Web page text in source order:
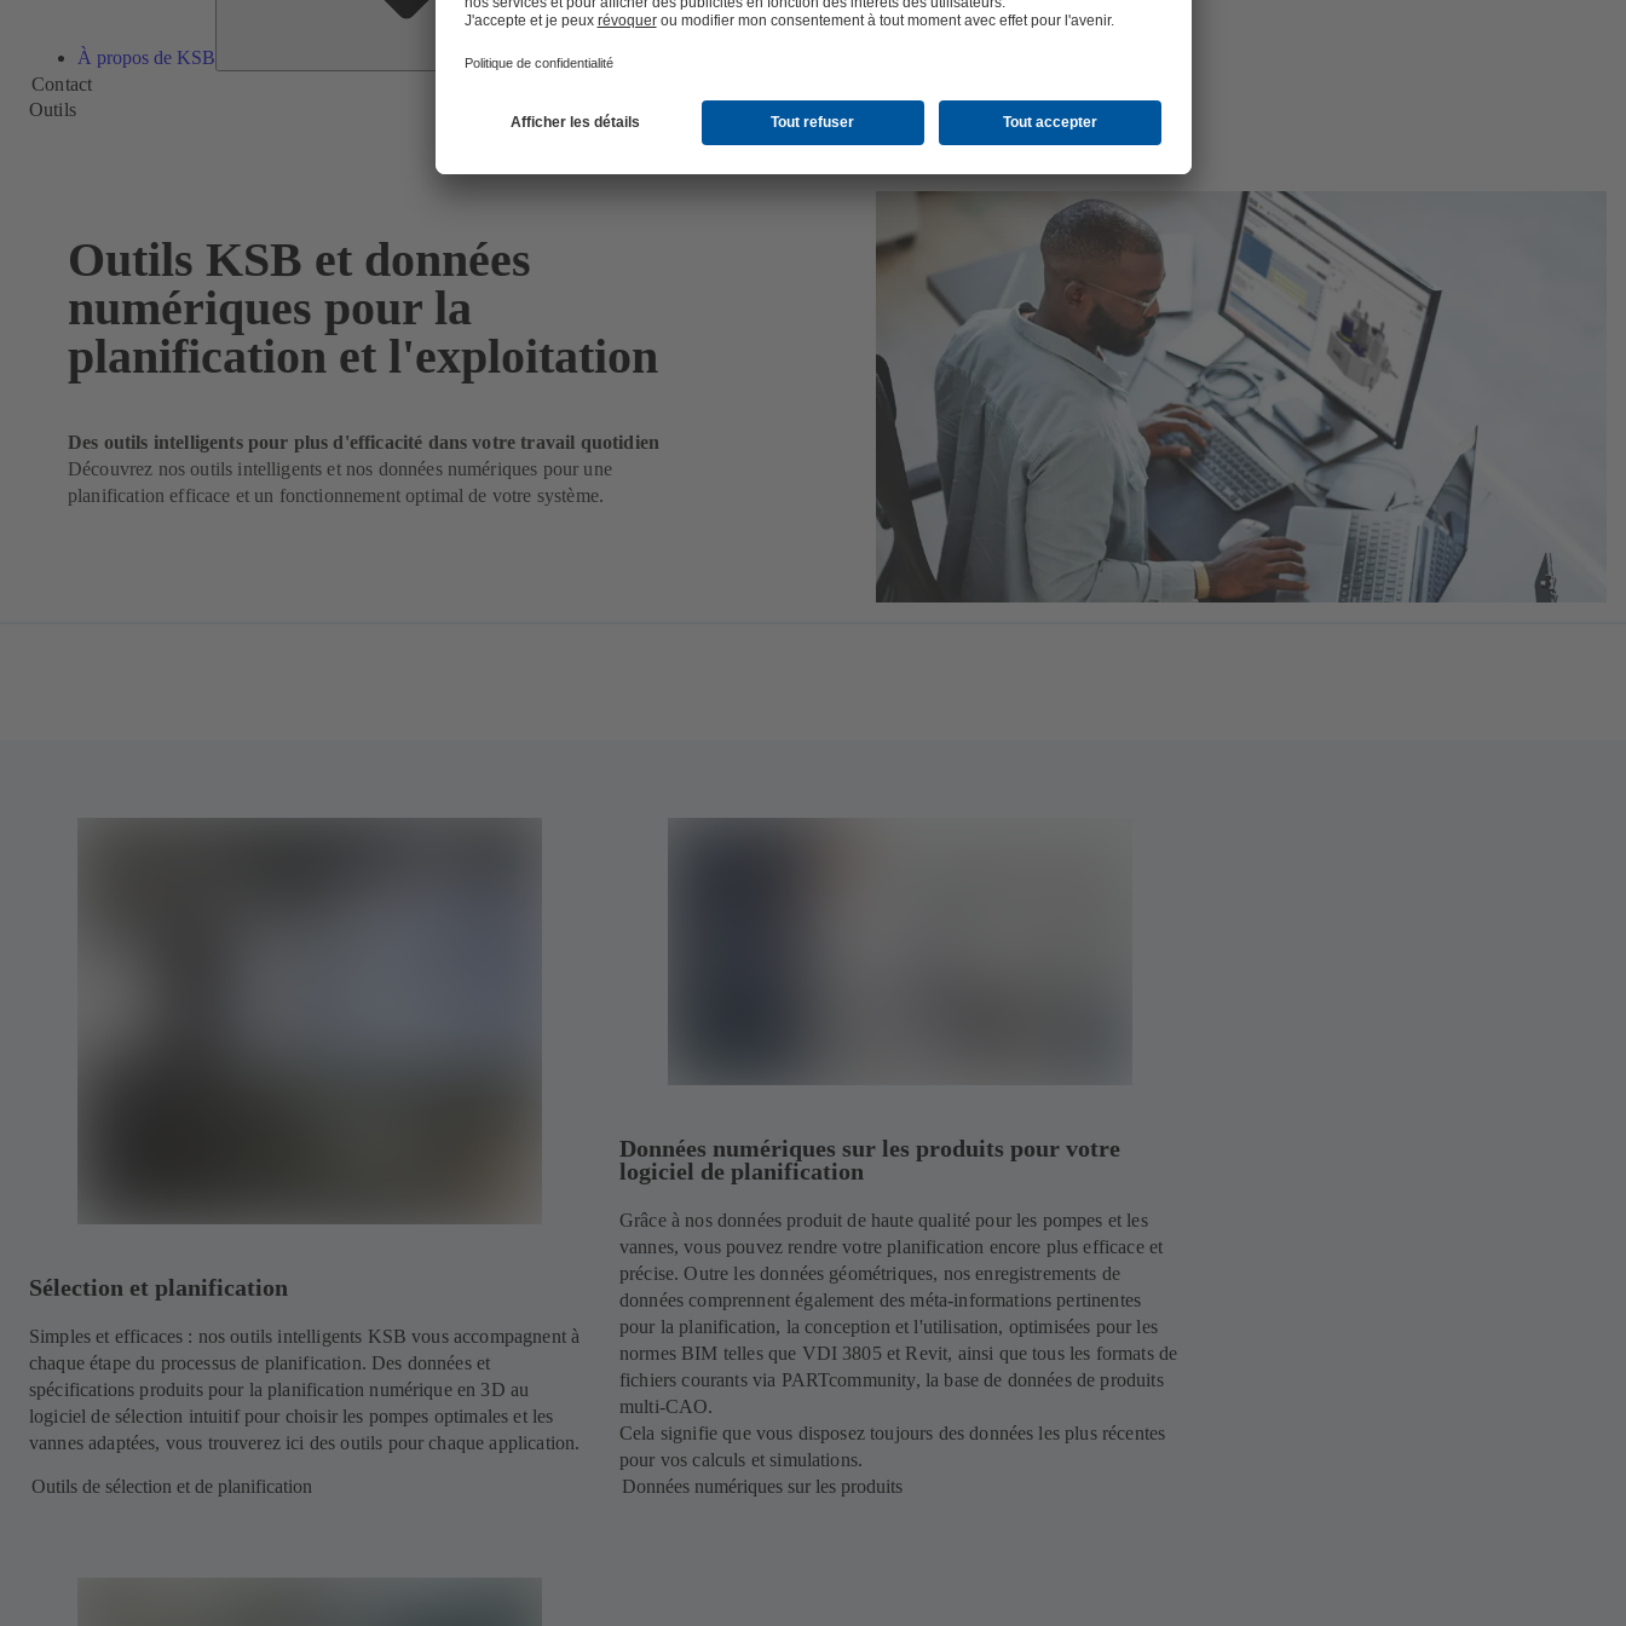
À propos de KSB
Contact
Outils
Outils KSB et données
numériques pour la
planification et l'exploitation
Des outils intelligents pour plus d'efficacité dans votre travail quotidien
Découvrez nos outils intelligents et nos données numériques pour une
planification efficace et un fonctionnement optimal de votre système.
Sélection et planification
Simples et efficaces : nos outils intelligents KSB vous accompagnent à
chaque étape du processus de planification. Des données et
spécifications produits pour la planification numérique en 3D au
logiciel de sélection intuitif pour choisir les pompes optimales et les
vannes adaptées, vous trouverez ici des outils pour chaque application.
Outils de sélection et de planification
Données numériques sur les produits pour votre
logiciel de planification
Grâce à nos données produit de haute qualité pour les pompes et les
vannes, vous pouvez rendre votre planification encore plus efficace et
précise. Outre les données géométriques, nos enregistrements de
données comprennent également des méta-informations pertinentes
pour la planification, la conception et l'utilisation, optimisées pour les
normes BIM telles que VDI 3805 et Revit, ainsi que tous les formats de
fichiers courants via PARTcommunity, la base de données de produits
multi-CAO.
Cela signifie que vous disposez toujours des données les plus récentes
pour vos calculs et simulations.
Données numériques sur les produits